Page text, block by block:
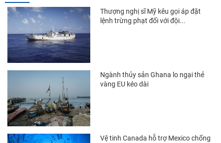
Thị trường Canada
Thị trường Ecuador
Thị trường EU
Thị trường Indonesia
Thị trường Mexico
Thị trường Mỹ
Thị trường Nga
Thị trường Hàn Quốc
Thượng nghị sĩ Mỹ kêu gọi áp đặt
lệnh trừng phạt đối với đội...
Ngành thủy sản Ghana lo ngại thẻ
vàng EU kéo dài
Vệ tinh Canada hỗ trợ Mexico chống